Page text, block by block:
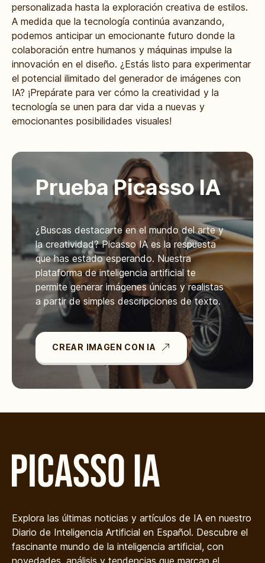
personalizada hasta la exploración creativa de estilos.
A medida que la tecnología continúa avanzando,
podemos anticipar un emocionante futuro donde la
colaboración entre humanos y máquinas impulse la
innovación en el diseño. ¿Estás listo para experimentar
el potencial ilimitado del generador de imágenes con
IA? ¡Prepárate para ver cómo la creatividad y la
tecnología se unen para dar vida a nuevas y
emocionantes posibilidades visuales!
Prueba Picasso IA
¿Buscas destacarte en el mundo del arte y
la creatividad? Picasso IA es la respuesta
que has estado esperando. Nuestra
plataforma de inteligencia artificial te
permite generar imágenes únicas y realistas
a partir de simples descripciones de texto.
CREAR IMAGEN CON IA
Explora las últimas noticias y artículos de IA en nuestro
Diario de Inteligencia Artificial en Español. Descubre el
fascinante mundo de la inteligencia artificial, con